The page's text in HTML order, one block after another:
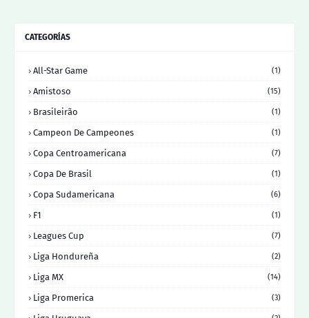
CATEGORÍAS
All-Star Game (1)
Amistoso (15)
Brasileirão (1)
Campeon De Campeones (1)
Copa Centroamericana (7)
Copa De Brasil (1)
Copa Sudamericana (6)
F1 (1)
Leagues Cup (7)
Liga Hondureña (2)
Liga MX (14)
Liga Promerica (3)